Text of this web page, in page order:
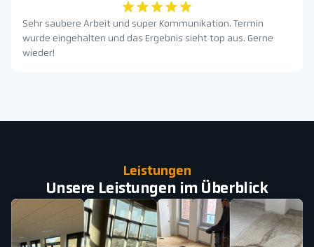
Sehr saubere Arbeit und super Kommunikation. Termin
wurde eingehalten und das Ergebnis sieht top aus. Gerne
wieder!
Leistungen
Unsere Leistungen im Überblick